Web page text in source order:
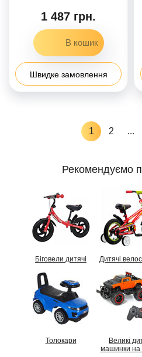
підсвічування
платформи, кермо
складане LF-2181/42
1 487 грн.
Швидке замовлення
1 2 ...
Рекомендуємо
Біговели дитячі Дитячі
Толокари
Великі
машинки на